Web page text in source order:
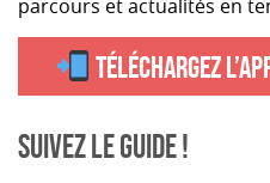
parcours et actualités en
TÉLÉCHARGEZ
SUIVEZ LE GUIDE !